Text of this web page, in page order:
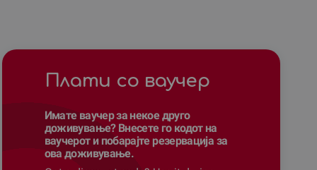
Плати со ваучер
Имате ваучер за некое друго
доживување? Внесете го кодот на
ваучерот и побарајте резервација за
ова доживување.